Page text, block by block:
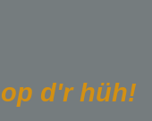
d'r hüh!